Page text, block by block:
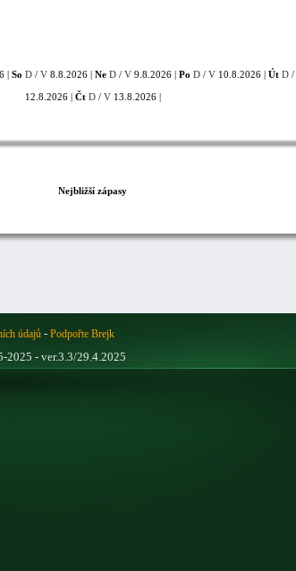
| So D / V 8.8.2026 | Ne D / V 9.8.2026 | Po D / V 10.8.2026 | Út D /
12.8.2026 | Čt D/ V13.8.2026 |
Nejbližší zápasy
údajů- Podpořte Brejk
- ver.3.3/29.4.2025